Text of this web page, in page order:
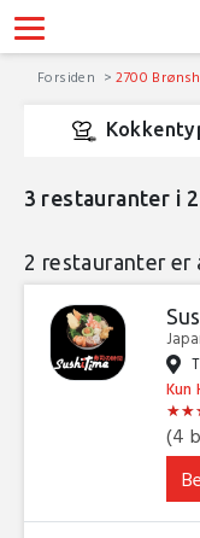
Forsiden 2700
3 restauranter i
2 restauranter er
Kun
★★
★★
(4